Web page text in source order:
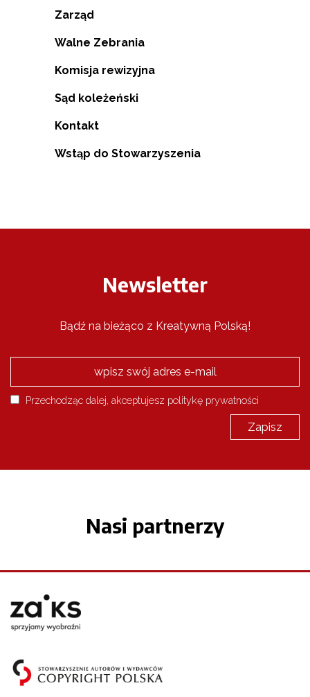
Zarząd
Walne Zebrania
Komisja rewizyjna
Sąd koleżeński
Kontakt
Wstąp do Stowarzyszenia
Newsletter
Bądź na bieżąco z Kreatywną Polską!
Przechodząc dalej, akceptujesz politykę prywatności
Nasi partnerzy